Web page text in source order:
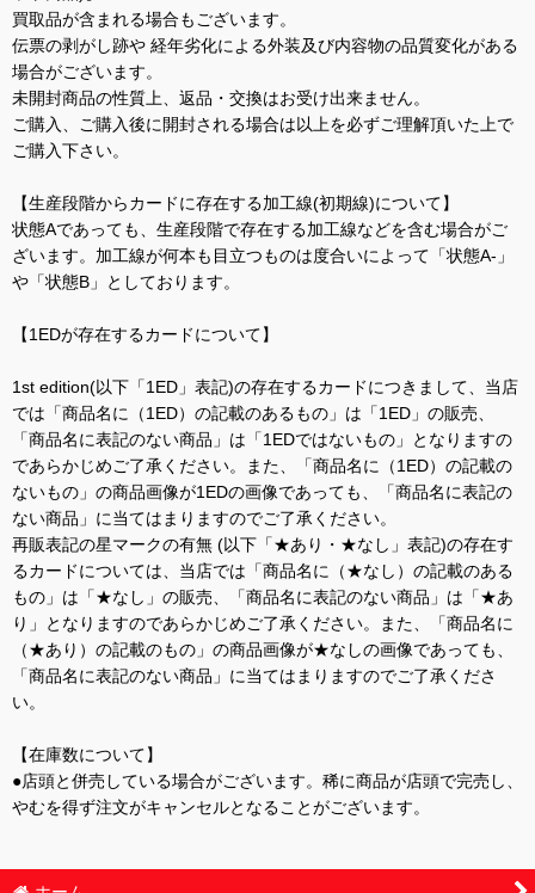
買取品が含まれる場合もございます。
伝票の剥がし跡や 経年劣化による外装及び内容物の品質変化がある
場合がございます。
未開封商品の性質上、返品・交換はお受け出来ません。
ご購入、ご購入後に開封される場合は以上を必ずご理解頂いた上で
ご購入下さい。
【生産段階からカードに存在する加工線(初期線)について】
状態Aであっても、生産段階で存在する加工線などを含む場合がご
ざいます。加工線が何本も目立つものは度合いによって「状態A-」
や「状態B」としております。
【1EDが存在するカードについて】
1st edition(以下「1ED」表記)の存在するカードにつきまして、当店
では「商品名に（1ED）の記載のあるもの」は「1ED」の販売、
「商品名に表記のない商品」は「1EDではないもの」となりますの
であらかじめご了承ください。また、「商品名に（1ED）の記載の
ないもの」の商品画像が1EDの画像であっても、「商品名に表記の
ない商品」に当てはまりますのでご了承ください。
再販表記の星マークの有無 (以下「★あり・★なし」表記)の存在す
るカードについては、当店では「商品名に（★なし）の記載のある
もの」は「★なし」の販売、「商品名に表記のない商品」は「★あ
り」となりますのであらかじめご了承ください。また、「商品名に
（★あり）の記載のもの」の商品画像が★なしの画像であっても、
「商品名に表記のない商品」に当てはまりますのでご了承くださ
い。
【在庫数について】
●店頭と併売している場合がございます。稀に商品が店頭で完売し、
やむを得ず注文がキャンセルとなることがございます。